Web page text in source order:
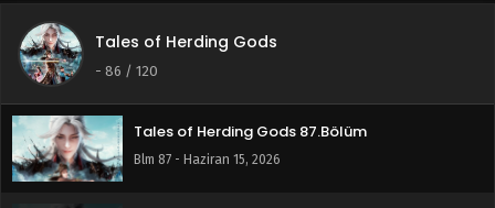
Tales of Herding Gods
- 86 / 120
Tales of Herding Gods 88.Bölüm
Blm 88 - Haziran 21, 2026
Tales of Herding Gods 87.Bölüm
Blm 87 - Haziran 15, 2026